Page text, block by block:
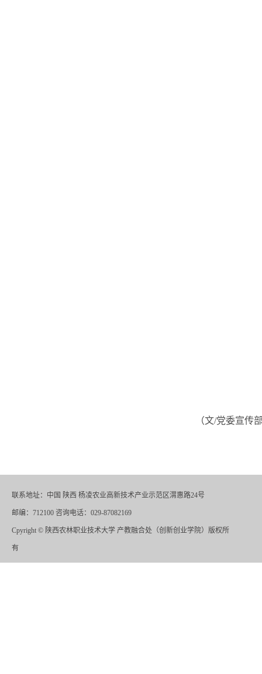
（文/党委宣传
联系地址：中国 陕西 杨凌农业高新技术产业示范区渭惠路24号
邮编：712100 咨询电话：029-87082169
Cpyright © 陕西农林职业技术大学 产教融合处（创新创业学院）版权所
有